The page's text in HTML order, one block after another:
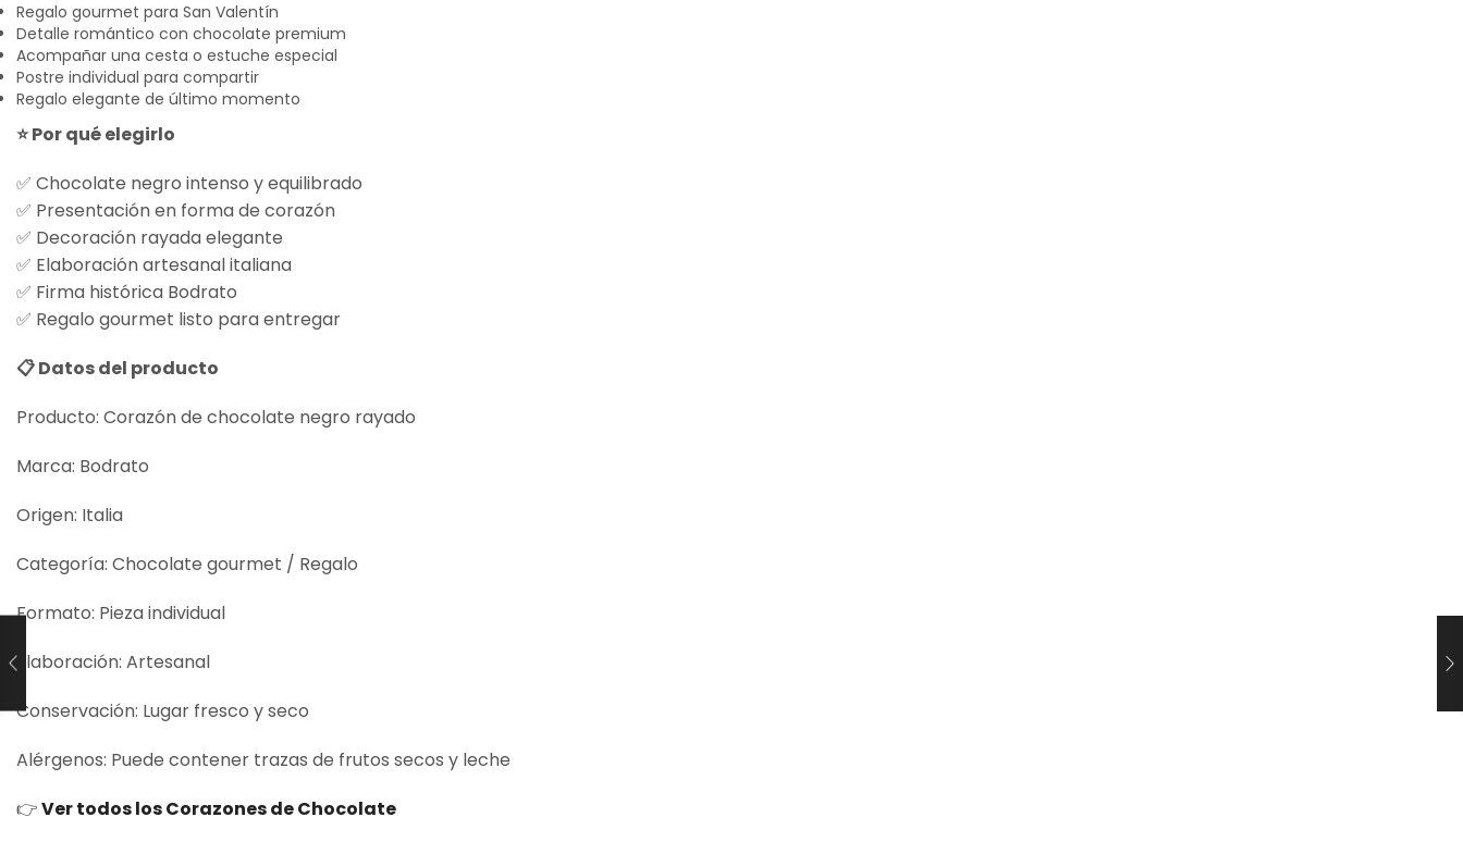
Regalo gourmet para San Valentín
Detalle romántico con chocolate premium
Acompañar una cesta o estuche especial
Postre individual para compartir
Regalo elegante de último momento
⭐ Por qué elegirlo
✅ Chocolate negro intenso y equilibrado
✅ Presentación en forma de corazón
✅ Decoración rayada elegante
✅ Elaboración artesanal italiana
✅ Firma histórica Bodrato
✅ Regalo gourmet listo para entregar
📋 Datos del producto
Producto: Corazón de chocolate negro rayado
Marca: Bodrato
Origen: Italia
Categoría: Chocolate gourmet / Regalo
Formato: Pieza individual
Elaboración: Artesanal
Conservación: Lugar fresco y seco
Alérgenos: Puede contener trazas de frutos secos y leche
👉Ver todos los Corazones de Chocolate